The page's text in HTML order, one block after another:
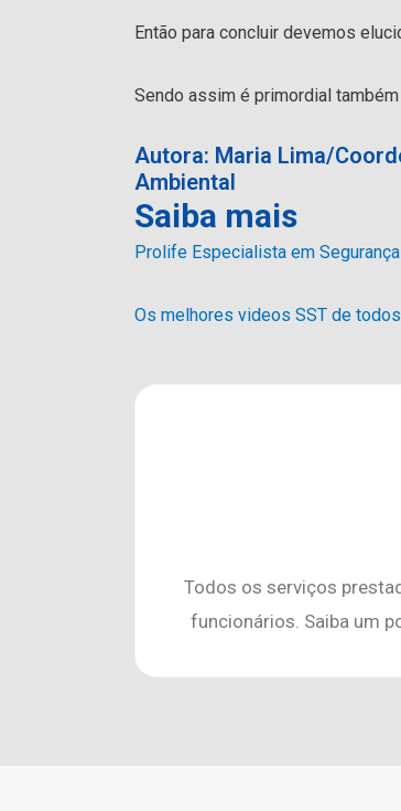
Então para concluir devemos
Sendo assim é primordial
Autora: Maria Lima/
Ambiental
Saiba mais
Prolife Especialista em
Os melhores videos SST de
Todos os serviços
funcionários. Saiba um